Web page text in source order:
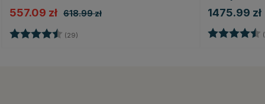
557.09 zł 618.99 zł
Ocena: (29)
1475.99 zł
Ocena: